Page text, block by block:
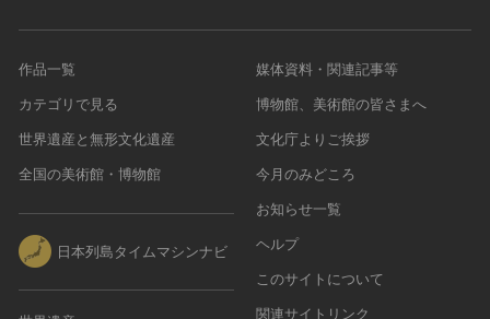
作品一覧
カテゴリで見る
世界遺産と無形文化遺産
全国の美術館・博物館
日本列島タイムマシンナビ
媒体資料・関連記事等
博物館、美術館の皆さまへ
文化庁よりご挨拶
今月のみどころ
お知らせ一覧
ヘルプ
このサイトについて
関連サイトリンク